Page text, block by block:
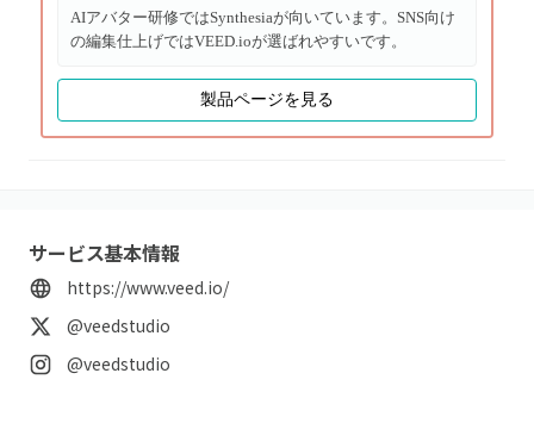
AIアバター研修ではSynthesiaが向いています。SNS向け
の編集仕上げではVEED.ioが選ばれやすいです。
製品ページを見る
サービス基本情報
https://www.veed.io/
@veedstudio
@veedstudio